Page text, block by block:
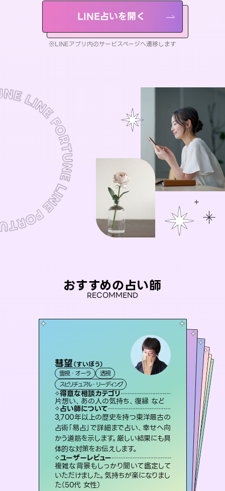
LINE占いを開く
※LINEアプリ内のサービスページへ遷移します
おすすめの占い師
RECOMMEND
彗望（すいぼう）
霊視・オーラ
透視
スピリチュアル・リーディング
得意な相談カテゴリ
片想い、あの人の気持ち、復縁 など
占い師について
3,700年以上の歴史を持つ東洋最古の
占術「易占」で詳細まで占い、幸せへ向
かう道筋を示します。厳しい結果にも具
体的な対策をお伝えします。
ユーザーレビュー
複雑な背景もしっかり聞いて鑑定して
いただけました。気持ちが楽になりまし
た（50代 女性）
アイリス -iris-
西洋占星術 タロット
ルーン
得意な相談カテゴリ
恋愛総合、片想い、二人の未来 など
占い師について
復縁、恋愛、不倫の行方、同性愛や片
思い、仕事関係や借金問題まで知りた
いことや心の負担になっていることを
紐解き、背中をそっと押して導きます。
ユーザーレビュー
安心感のあり、言い切ってくれる所や濁
さない鑑定のおかげで、毎回自分の気
持ちを整えられます（30代 男性）
未来視師＊花
霊視・オーラ
スピリチュアル・リーディング
得意な相談カテゴリ
出逢い、片想い、復縁 など
占い師について
未来には何パターンもの選択肢があり
ます。不安で視えにくくなっているあな
たの素敵な未来を見つけ、その未来を
選択できるようアドバイスします。
ユーザーレビュー
職場の人の性質や人間関係、本心など
本当によく視えていてびっくり。対策が
打てて前向きになれます（40代）
桃源珠羽 とうげんみう
霊視・オーラ
スピリチュアル・リーディング
得意な相談カテゴリ
片想い、あの人の気持ち、復縁 など
占い師について
恋愛のお悩みの中でも特に「曖昧な関係」の相談を得意としており、友達以上恋人未満なお相手との今後や本音を丁寧に読み解き恋愛成就へと導きます。
ユーザーレビュー
鑑定していただいてアドバイス通りに行
動すると仲が復活してきました。ありが
とうございました（40代 女性）
おう 霊感オラクル
霊視・オーラ
オラクルカード
得意な相談カテゴリ
恋愛総合、あの人の気持ち など
占い師について
霊視×オラクルカードを使って「今」と
「未来」そして「気になるあの人の気持
ち」まで丁寧に読み解き、恋や人生のヒ
ントを優しく引き出します。
ユーザーレビュー
不安な気持ちが嘘みたいに晴れまし
た…！よく視えていらっしゃるんだなと
感じました（40代 女性）
セラピスト理恵
霊視・オーラ タロット
スピリチュアル・リーディング
得意な相談カテゴリ
片想い、二人の未来、年の差 など
占い師について
連絡再開、復縁、成就などの報告実績
多数。セラピストとして2万超の施術経
験があるからこそできる鑑定で、より良
い未来をサポートします。
ユーザーレビュー
とても心温まる鑑定でした。しかもこち
らは何も言っていないのに視えていらっ
しゃるんだなと驚きです（30代女性）